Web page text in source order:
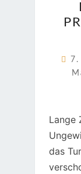
Lange
das